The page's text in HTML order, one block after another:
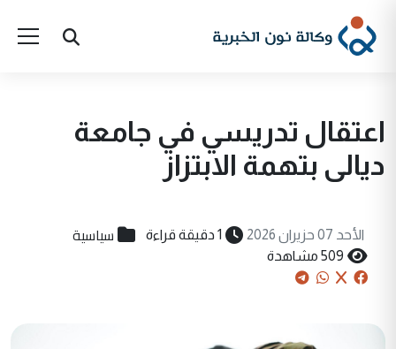
اعتقال تدريسي في جامعة
ديالى بتهمة الابتزاز
الأحد 07 حزيران 2026 1 دقيقة قراءة سياسية
509 مشاهدة